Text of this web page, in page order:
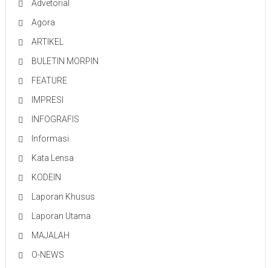
Advetorial
Agora
ARTIKEL
BULETIN MORPIN
FEATURE
IMPRESI
INFOGRAFIS
Informasi
Kata Lensa
KODEIN
Laporan Khusus
Laporan Utama
MAJALAH
O-NEWS